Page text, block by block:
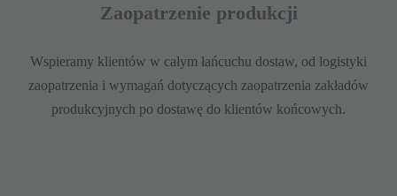
Zaopatrzenie produkcji
Wspieramy klientów w całym łańcuchu dostaw, od logistyki
zaopatrzenia i wymagań dotyczących zaopatrzenia zakładów
produkcyjnych po dostawę do klientów końcowych.